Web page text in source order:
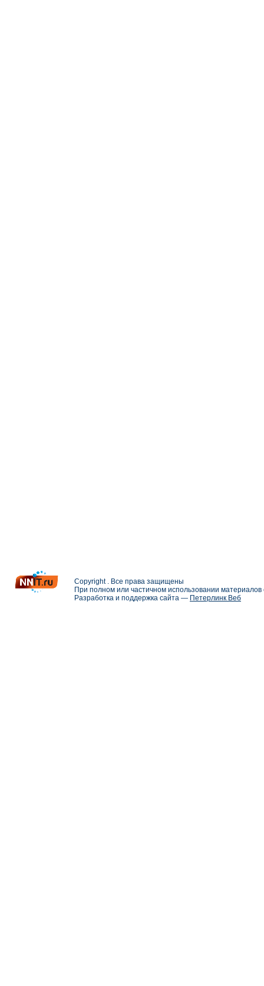
Copyright . Все права защищены
При полном или частичном использовании
Разработка и поддержка сайта — Петерлинк Веб